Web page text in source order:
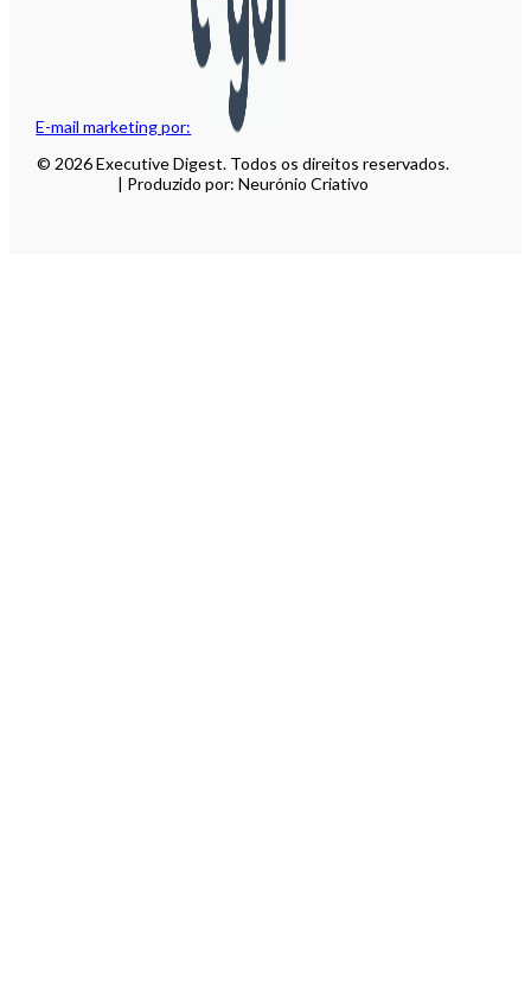
E-mail marketing por:
© 2026 Executive Digest. Todos os direitos reservados.
| Produzido por: Neurónio Criativo